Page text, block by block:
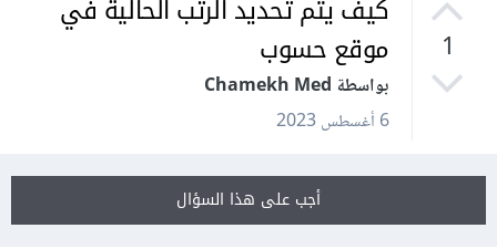
1
كيف يتم تحديد الرتب الحالية في
موقع حسوب
بواسطة Chamekh Med
6 أغسطس 2023
أجب على هذا السؤال